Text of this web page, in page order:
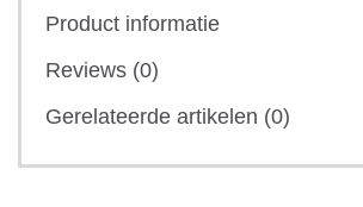
Product informatie
Reviews (0)
Gerelateerde artikelen (0)